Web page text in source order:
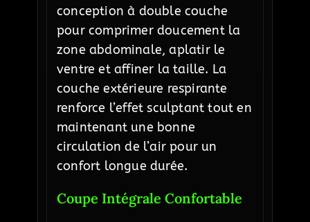
conception à double couche
pour comprimer doucement la
zone abdominale, aplatir le
ventre et affiner la taille. La
couche extérieure respirante
renforce l’effet sculptant tout en
maintenant une bonne
circulation de l’air pour un
confort longue durée.
Coupe Intégrale Confortable